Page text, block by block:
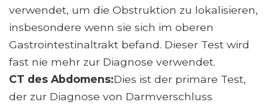
verwendet, um die Obstruktion zu lokalisieren,
insbesondere wenn sie sich im oberen
Gastrointestinaltrakt befand. Dieser Test wird
fast nie mehr zur Diagnose verwendet.
CT des Abdomens:Dies ist der primäre Test,
der zur Diagnose von Darmverschluss